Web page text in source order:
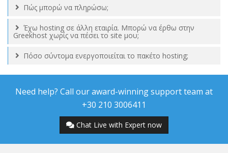
Πώς μπορώ να πληρώσω;
Έχω hosting σε άλλη εταιρία. Μπορώ να έρθω στην
Greekhost χωρίς να πέσει το site μου;
Πόσο σύντομα ενεργοποιείται το πακέτο hosting;
Need help? Call our award-winning support team at
+30 210 3006411
Chat Live with Expert now